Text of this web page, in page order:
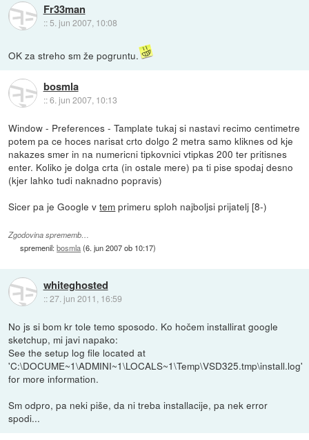
Fr33man
:: 5. jun 2007, 10:08
OK za streho sm že pogruntu.
bosmla
::6. jun 2007, 10:13
Window - Preferences - Tamplate tukaj si nastavi recimo centimetre
potem pa ce hoces narisat crto dolgo 2 metra samo kliknes od kje
nakazes smer in na numericni tipkovnici vtipkas 200 ter pritisnes
enter. Koliko je dolga crta (in ostale mere) pa ti pise spodaj desno
(kjer lahko tudi naknadno popravis)
Sicer pa je Google vtem primeru sploh najboljsi prijatelj [8-)
Zgodovina sprememb…
spremenil:bosmla(6. jun 2007 ob 10:17)
whiteghosted
::27. jun 2011, 16:59
No js si bom kr tole temo sposodo. Ko hočem installirat google
sketchup, mi javi napako:
See the setup log file located at
'C:\DOCUME~1\ADMINI~1\LOCALS~1\Temp\VSD325.tmp\install.log'
for more information.
Sm odpro, pa neki piše, da ni treba installacije, pa nek error
spodi...